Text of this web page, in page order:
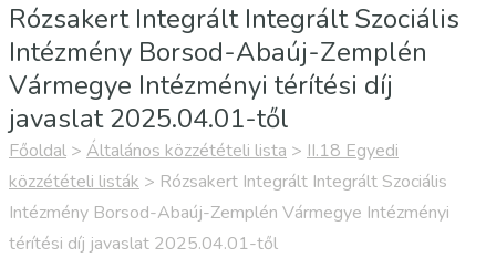
Rózsakert Integrált Integrált Szociális
Intézmény Borsod-Abaúj-Zemplén
Vármegye Intézményi térítési díj
javaslat 2025.04.01-től
Főoldal > Általános közzétételi lista > II.18 Egyedi
közzétételi listák > Rózsakert Integrált Integrált Szociális
Intézmény Borsod-Abaúj-Zemplén Vármegye Intézményi
térítési díj javaslat 2025.04.01-től